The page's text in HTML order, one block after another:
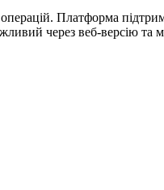
Платформа
через веб-версію та